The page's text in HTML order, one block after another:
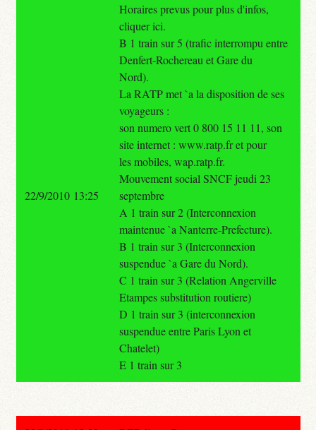
Horaires prevus pour plus d'infos,
cliquer ici.
B 1 train sur 5 (trafic interrompu entre
Denfert-Rochereau et Gare du
Nord).
La RATP met `a la disposition de ses
voyageurs :
son numero vert 0 800 15 11 11, son
site internet : www.ratp.fr et pour
les mobiles, wap.ratp.fr.
Mouvement social SNCF jeudi 23
septembre
A 1 train sur 2 (Interconnexion
maintenue `a Nanterre-Prefecture).
B 1 train sur 3 (Interconnexion
suspendue `a Gare du Nord).
C 1 train sur 3 (Relation Angerville
Etampes substitution routiere)
D 1 train sur 3 (interconnexion
suspendue entre Paris Lyon et
Chatelet)
E 1 train sur 3
22/9/2010 13:25